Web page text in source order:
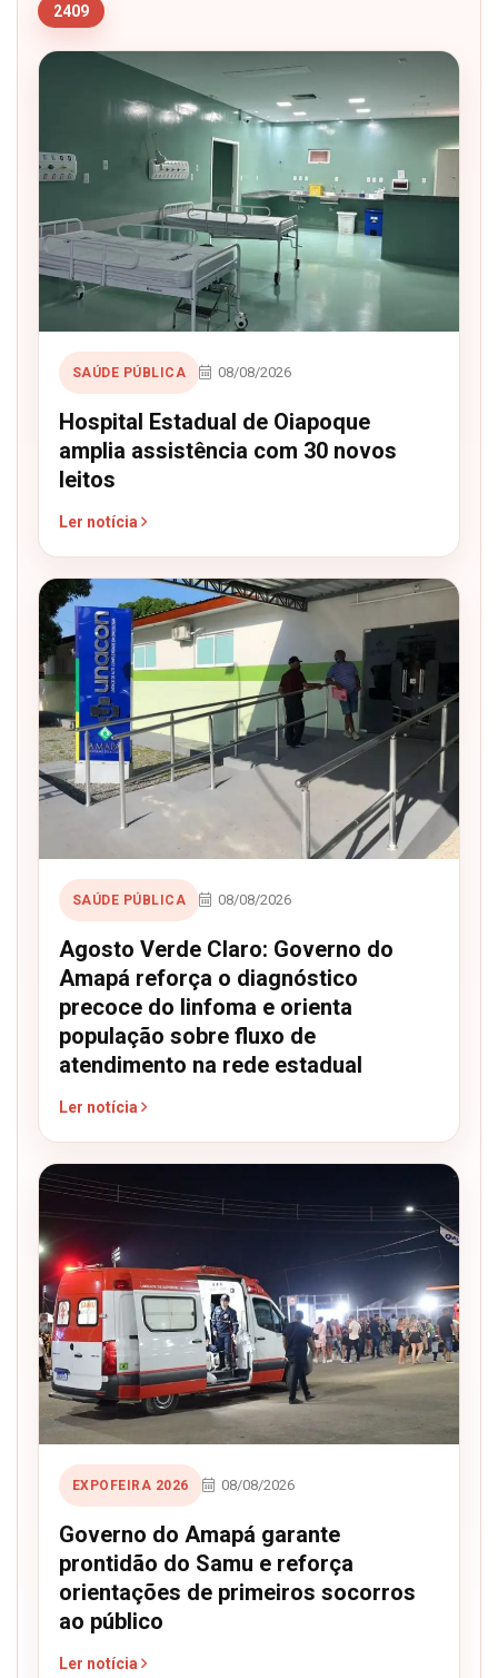
2409
SAÚDE PÚBLICA 08/08/2026
Hospital Estadual de Oiapoque
amplia assistência com 30 novos
leitos
Ler notícia
SAÚDE PÚBLICA 08/08/2026
Agosto Verde Claro: Governo do
Amapá reforça o diagnóstico
precoce do linfoma e orienta
população sobre fluxo de
atendimento na rede estadual
Ler notícia
EXPOFEIRA 2026 08/08/2026
Governo do Amapá garante
prontidão do Samu e reforça
orientações de primeiros socorros
ao público
Ler notícia